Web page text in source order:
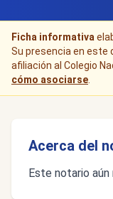
Ficha informativa
Su presencia en este
afiliación al Colegio
cómo asociarse
Acerca del
Este notario